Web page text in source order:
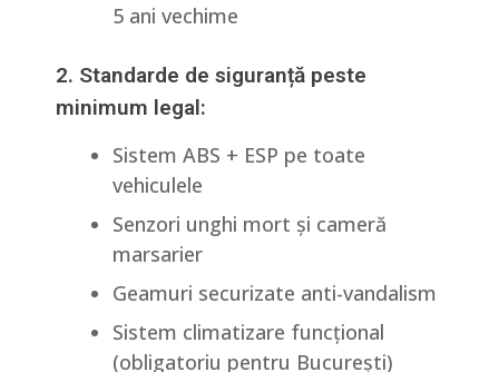
5 ani vechime
2. Standarde de siguranță peste
minimum legal:
Sistem ABS + ESP pe toate
vehiculele
Senzori unghi mort și cameră
marsarier
Geamuri securizate anti-vandalism
Sistem climatizare funcțional
(obligatoriu pentru București)